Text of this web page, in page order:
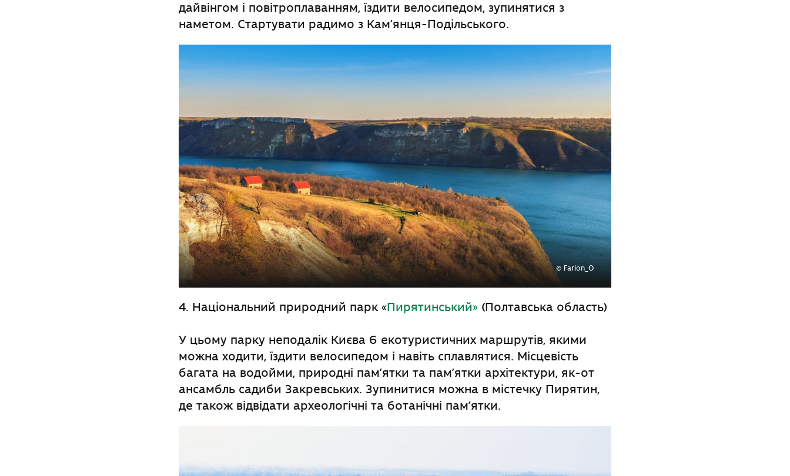
дайвінгом і повітроплаванням, їздити велосипедом, зупинятися з
наметом. Стартувати радимо з Кам’янця-Подільського.
© Farion_O
4. Національний природний парк «Пирятинський» (Полтавськаобласть)
У цьому парку неподалік Києва 6 екотуристичних маршрутів, якими
можна ходити, їздити велосипедом і навіть сплавлятися. Місцевість
багата на водойми, природні пам’ятки та пам’ятки архітектури, як-от
ансамбль садиби Закревських. Зупинитися можна в містечку Пирятин,
де також відвідати археологічні та ботанічні пам’ятки.